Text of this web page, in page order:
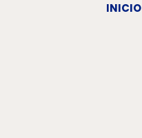
INICIO